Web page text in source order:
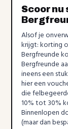
Scoor nu
Alsof je
krijgt: korting
Bergfreunde
Bergfreunde
ineens een
hier een
die
10% tot 30%
Binnenlopen
(maar dan